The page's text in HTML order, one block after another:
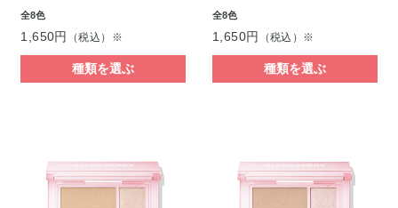
全8色
1,650円 （税込）※
種類を選ぶ
全8色
1,650円 （税込）※
種類を選ぶ